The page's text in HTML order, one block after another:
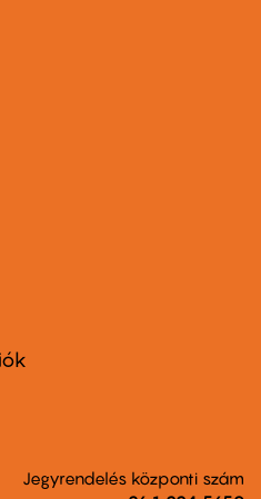
Jegyrendelés központi szám